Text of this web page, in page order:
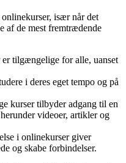
især når det
af de mest fremtrædende
tilgængelige for alle, uanset
i deres eget tempo og på
kurser tilbyder adgang til en
videoer, artikler og
i onlinekurser giver
og skabe forbindelser.